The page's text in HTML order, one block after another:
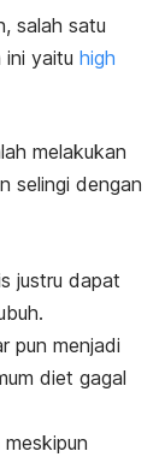
salah satu
yaitu high
melakukan
selingi dengan
justru dapat
pun menjadi
diet gagal